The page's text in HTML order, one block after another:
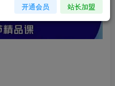
开通会员 站长加盟